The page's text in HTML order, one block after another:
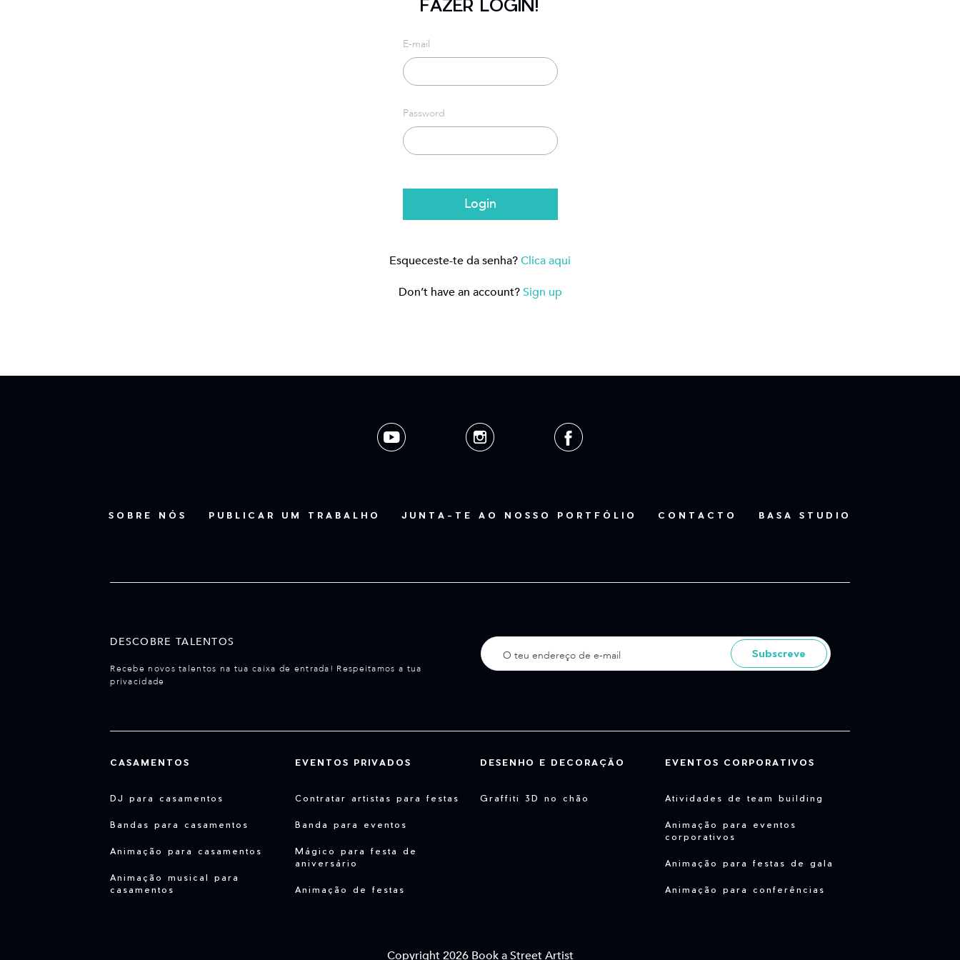
FAZER LOGIN!
E-mail
Password
Login
Esqueceste-te da senha?Clica aqui
Don’t have an account?Sign up
SOBRE NÓS PUBLICAR UM TRABALHO JUNTA-TE AO NOSSO PORTFÓLIO CONTACTO BASA STUDIO
DESCOBRE TALENTOS
Recebe novos talentos na tua caixa de entrada! Respeitamos a tua
privacidade
Subscreve
CASAMENTOS
DJ para casamentos
Bandas para casamentos
Animação para casamentos
Animação musical para
casamentos
EVENTOS PRIVADOS
Contratar artistas para festas
Banda para eventos
Mágico para festa de
aniversário
Animação de festas
DESENHO E DECORAÇÃO
Graffiti 3D no chão
EVENTOS CORPORATIVOS
Atividades de team building
Animação para eventos
corporativos
Animação para festas de gala
Animação para conferências
Copyright 2026 Book a Street Artist